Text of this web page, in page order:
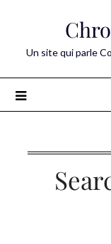
Un site qui parle